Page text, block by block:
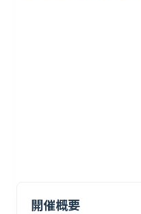
開催概要